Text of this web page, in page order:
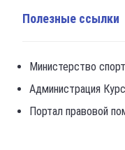
Полезные ссылки
Министерство
Администрация
Портал правовой